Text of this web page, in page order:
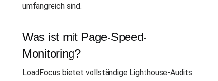
umfangreich sind.
Was ist mit Page-Speed-
Monitoring?
LoadFocus bietet vollständige Lighthouse-Audits